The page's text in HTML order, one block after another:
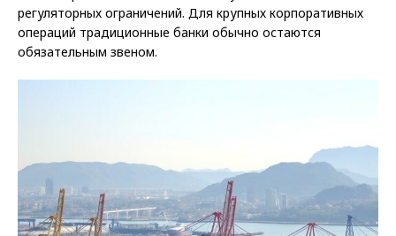
регуляторных ограничений. Для крупных корпоративных
операций традиционные банки обычно остаются
обязательным звеном.